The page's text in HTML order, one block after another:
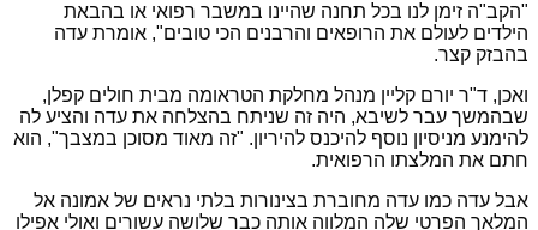
"הקב"ה זימן לנו בכל תחנה שהיינו במשבר רפואי או בהבאת
הילדים לעולם את הרופאים והרבנים הכי טובים", אומרת עדה
בהבזק קצר.
ואכן, ד"ר יורם קליין מנהל מחלקת הטראומה מבית חולים קפלן,
שבהמשך עבר לשיבא, היה זה שניתח בהצלחה את עדה והציע לה
להימנע מניסיון נוסף להיכנס להיריון. "זה מאוד מסוכן במצבך", הוא
חתם את המלצתו הרפואית.
אבל עדה כמו עדה מחוברת בצינורות בלתי נראים של אמונה אל
המלאך הפרטי שלה המלווה אותה כבר שלושה עשורים ואולי אפילו